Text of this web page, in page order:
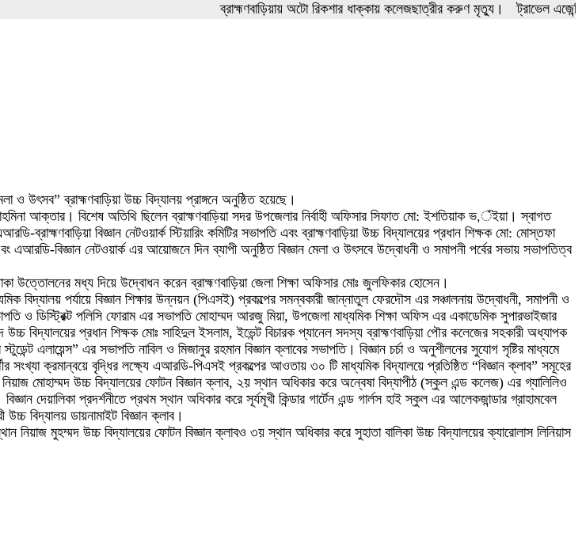
ব্রাহ্মণবাড়িয়ায় অটো রিকশার ধাক্কায় কলেজছাত্রীর করুণ মৃত্যু।
ট্রাভেল এজেন্সি
ও উৎসব” ব্রাহ্মণবাড়িয়া উচ্চ বিদ্যালয় প্রাঙ্গনে অনুষ্ঠিত হয়েছে।
আক্তার। বিশেষ অতিথি ছিলেন ব্রাহ্মণবাড়িয়া সদর উপজেলার নির্বাহী অফিসার সিফাত মো: ইশতিয়াক ভ‚ঁইয়া। স্বাগত
ব্রাহ্মণবাড়িয়া বিজ্ঞান নেটওয়ার্ক স্টিয়ারিং কমিটির সভাপতি এবং ব্রাহ্মণবাড়িয়া উচ্চ বিদ্যালয়ের প্রধান শিক্ষক মো: মোস্তফা
বিজ্ঞান নেটওয়ার্ক এর আয়োজনে দিন ব্যাপী অনুষ্ঠিত বিজ্ঞান মেলা ও উৎসবে উদ্বোধনী ও সমাপনী পর্বের সভায় সভাপতিত্ব
উত্তোলনের মধ্য দিয়ে উদ্বোধন করেন ব্রাহ্মণবাড়িয়া জেলা শিক্ষা অফিসার মোঃ জুলফিকার হোসেন।
বিদ্যালয় পর্যায়ে বিজ্ঞান শিক্ষার উন্নয়ন (পিএসই) প্রকল্পের সমন্বকারী জান্নাতুল ফেরদৌস এর সঞ্চালনায় উদ্বোধনী, সমাপনী ও
ও ডিস্ট্রিক্ট পলিসি ফোরাম এর সভাপতি মোহাম্মদ আরজু মিয়া, উপজেলা মাধ্যমিক শিক্ষা অফিস এর একাডেমিক সুপারভাইজার
বিদ্যালয়ের প্রধান শিক্ষক মোঃ সাহিদুল ইসলাম, ইভেন্ট বিচারক প্যানেল সদস্য ব্রাহ্মণবাড়িয়া পৌর কলেজের সহকারী অধ্যাপক
এলায়েন্স” এর সভাপতি নাবিল ও মিজানুর রহমান বিজ্ঞান ক্লাবের সভাপতি। বিজ্ঞান চর্চা ও অনুশীলনের সুযোগ সৃষ্টির মাধ্যমে
সংখ্যা ক্রমান্বয়ে বৃদ্ধির লক্ষ্যে এআরডি-পিএসই প্রকল্পের আওতায় ৩০ টি মাধ্যমিক বিদ্যালয়ে প্রতিষ্ঠিত “বিজ্ঞান ক্লাব” সমূহের
মোহাম্মদ উচ্চ বিদ্যালয়ের ফোটন বিজ্ঞান ক্লাব, ২য় স্থান অধিকার করে অন্বেষা বিদ্যাপীঠ (স্কুল এন্ড কলেজ) এর গ্যালিলিও
দেয়ালিকা প্রদর্শনীতে প্রথম স্থান অধিকার করে সূর্যমূখী কিন্ডার গার্টেন এন্ড গার্লস হাই স্কুল এর আলেকজান্ডার গ্রাহামবেল
বিদ্যালয় ডায়নামাইট বিজ্ঞান ক্লাব।
মুহম্মদ উচ্চ বিদ্যালয়ের ফোটন বিজ্ঞান ক্লাবও ৩য় স্থান অধিকার করে সুহাতা বালিকা উচ্চ বিদ্যালয়ের ক্যারোলাস লিনিয়াস